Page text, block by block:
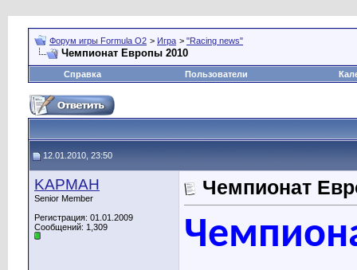
Форум игры Formula O2 > Игра > "Racing news"
Чемпионат Европы 2010
Справка Пользователи
12.01.2010, 23:50
KAPMAH
Senior Member
Регистрация: 01.01.2009
Сообщений: 1,309
Чемпионат